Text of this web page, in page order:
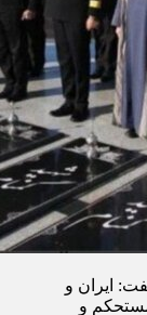
ایران و
و